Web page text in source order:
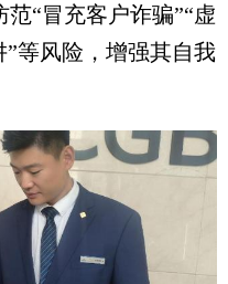
“冒充客户诈骗”“虚
等风险，增强其自我